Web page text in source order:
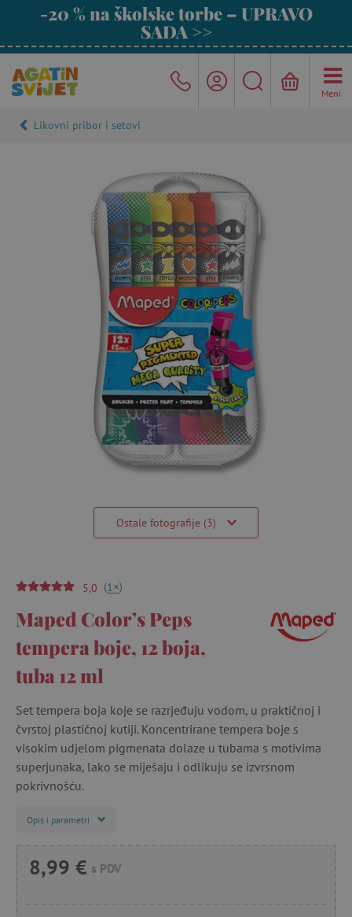
-20 % na školske torbe – UPRAVO
SADA >>
Meni
Likovni pribor i setovi
Ostale fotografije (3)
5,0 (1+)
Maped Color’s Peps
tempera boje, 12 boja,
tuba 12 ml
Set tempera boja koje se razrjeđuju vodom, u praktičnoj i
čvrstoj plastičnoj kutiji. Koncentrirane tempera boje s
visokim udjelom pigmenata dolaze u tubama s motivima
superjunaka, lako se miješaju i odlikuju se izvrsnom
pokrivnošću.
Opis i parametri
8,99 € s PDV